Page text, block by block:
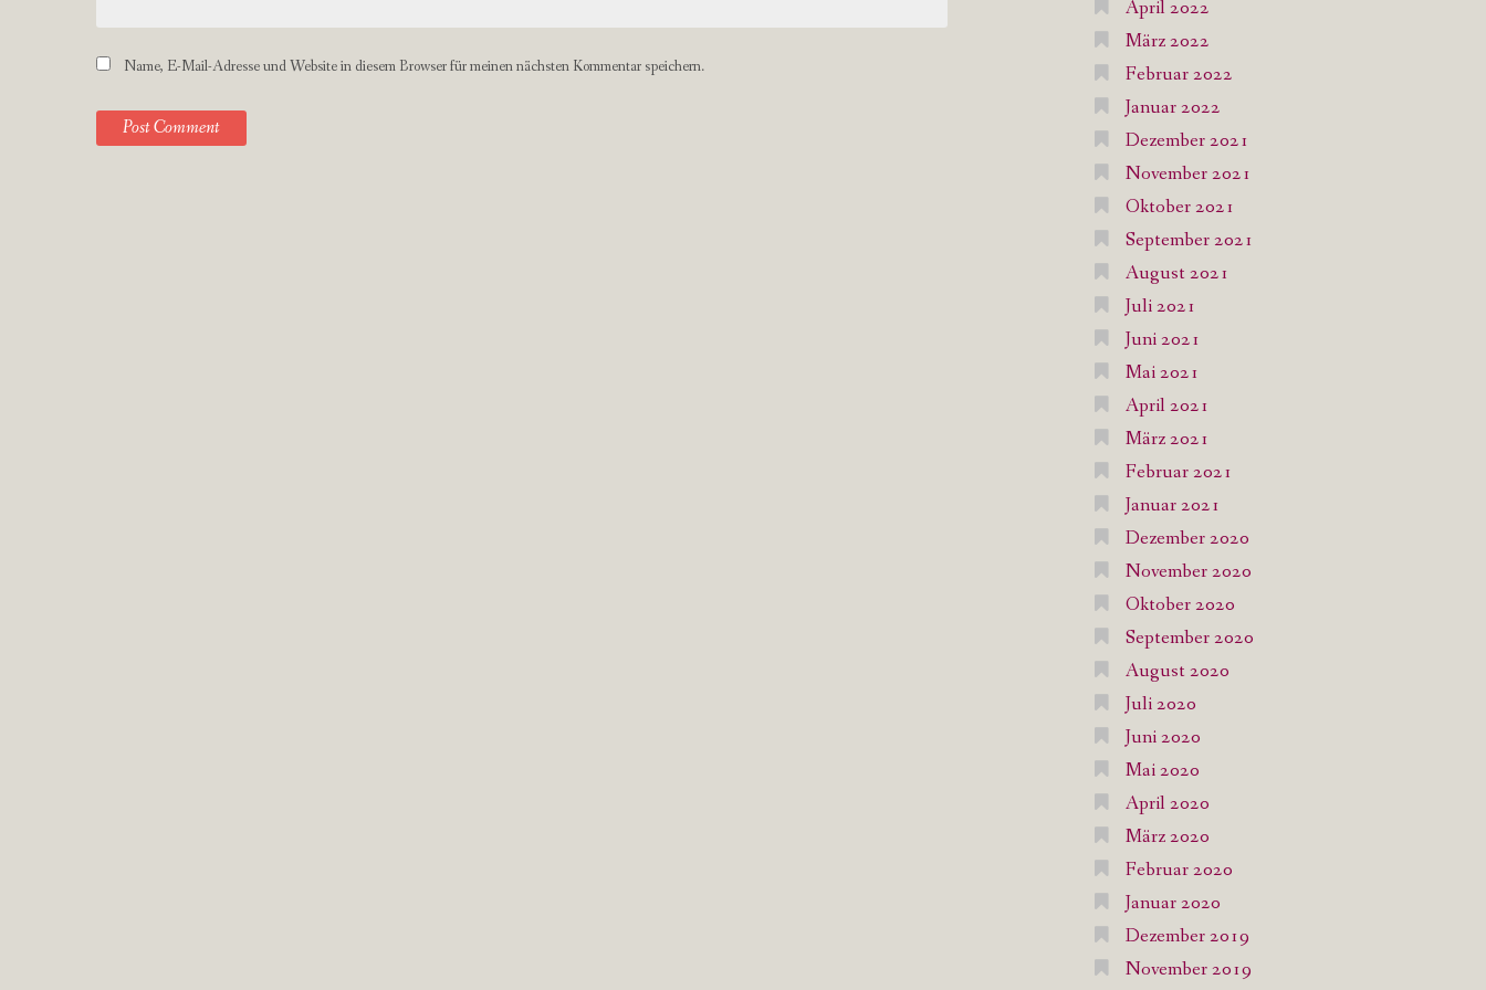
Name, E-Mail-Adresse und Website in diesem Browser für meinen nächsten Kommentar speichern.
April 2022
März 2022
Februar 2022
Januar 2022
Dezember 2021
November 2021
Oktober 2021
September 2021
August 2021
Juli 2021
Juni 2021
Mai 2021
April 2021
März 2021
Februar 2021
Januar 2021
Dezember 2020
November 2020
Oktober 2020
September 2020
August 2020
Juli 2020
Juni 2020
Mai 2020
April 2020
März 2020
Februar 2020
Januar 2020
Dezember 2019
November 2019